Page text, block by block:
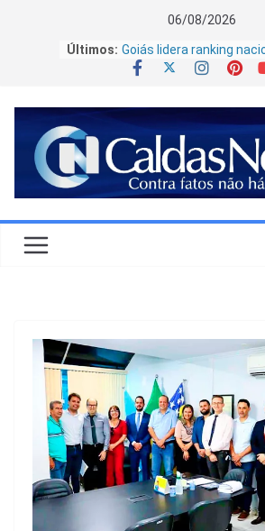
06/08/2026
Últimos: Goiás lidera ranking
salário médio das praças
governador em Goiás
Terras raras podem
bilhões ao PIB de Goiás e
Gerais, diz estudo da
Governo de Caldas